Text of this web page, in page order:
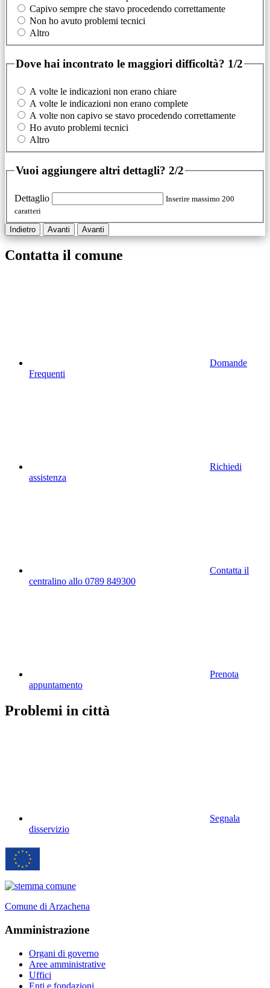
Capivo sempre che stavo procedendo correttamente
Non ho avuto problemi tecnici
Altro
Dove hai incontrato le maggiori difficoltà? 1/2
A volte le indicazioni non erano chiare
A volte le indicazioni non erano complete
A volte non capivo se stavo procedendo correttamente
Ho avuto problemi tecnici
Altro
Vuoi aggiungere altri dettagli? 2/2
Dettaglio
Inserire massimo 200
caratteri
Indietro Avanti Avanti
Contatta il comune
Domande
Frequenti
Richiedi
assistenza
Contatta il
centralino allo 0789 849300
Prenota
appuntamento
Problemi in città
Segnala
disservizio
Comune di Arzachena
Amministrazione
Organi di governo
Aree amministrative
Uffici
Enti e fondazioni